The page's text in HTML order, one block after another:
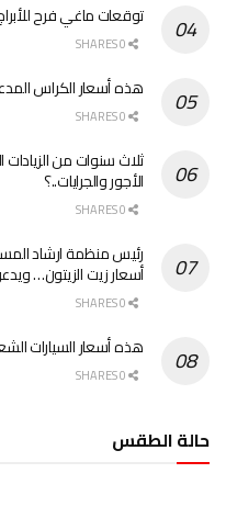
توقعات ماغي فرح للأبراج 2026 تكشف خريطة الحظ
هذه أسعار الكراس
ثلاث سنوات من الزيادات
الأجور والجرايات..؟
رئيس منظمة ارشاد
أسعار زيت الزيتون…
هذه أسعار السيارات
حالة الطقس